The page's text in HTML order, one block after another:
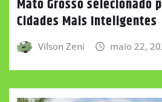
Mato Grosso selecionado
Cidades Mais Inteligentes
Vilson Zeni maio 22,